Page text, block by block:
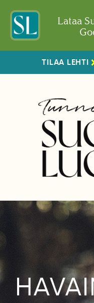
Lataa
TILAA LEHTI